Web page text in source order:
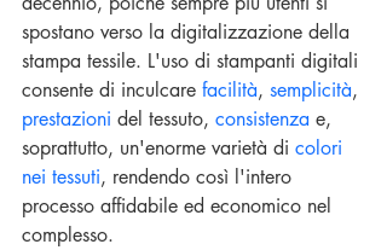
spostano verso la digitalizzazione della
stampa tessile. L'uso di stampanti digitali
consente di inculcare facilità, semplicità,
prestazioni del tessuto, consistenza e,
soprattutto, un'enorme varietà di colori
nei tessuti, rendendo così l'intero
processo affidabile ed economico nel
complesso.